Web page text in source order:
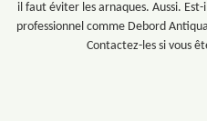
il faut éviter les arnaques. Aussi.
professionnel comme Debord
Contactez-les si vous